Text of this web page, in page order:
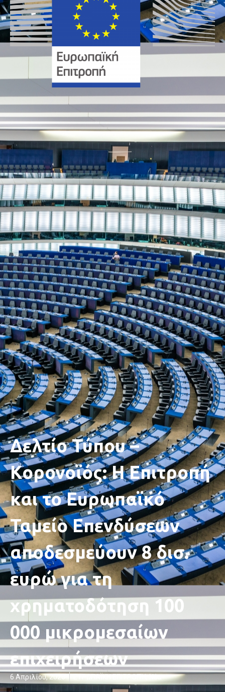
Δελτίο Τύπου –
Κορονοϊός: Η Επιτροπή
και το Ευρωπαϊκό
Ταμείο Επενδύσεων
αποδεσμεύουν 8 δισ.
ευρώ για τη
χρηματοδότηση 100
000 μικρομεσαίων
επιχειρήσεων
6 Απριλίου, 2020 ΕΥΡΩΠΑΪΚΗ ΕΠΙΤΡΟΠΉ,Νέα